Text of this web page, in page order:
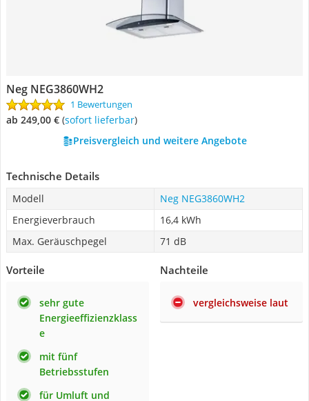
Neg NEG3860WH2
1 Bewertungen
ab 249,00 € ( Sofort lieferbar)
Preisvergleich und weitere Angebote
Technische Details
Modell
Neg NEG3860WH2
Energieverbrauch
16,4 kWh
Max. Geräuschpegel
71 dB
Vorteile
sehr gute
Energieeffizienzklass
e
mit fünf
Betriebsstufen
für Umluft und
Nachteile
vergleichsweise laut